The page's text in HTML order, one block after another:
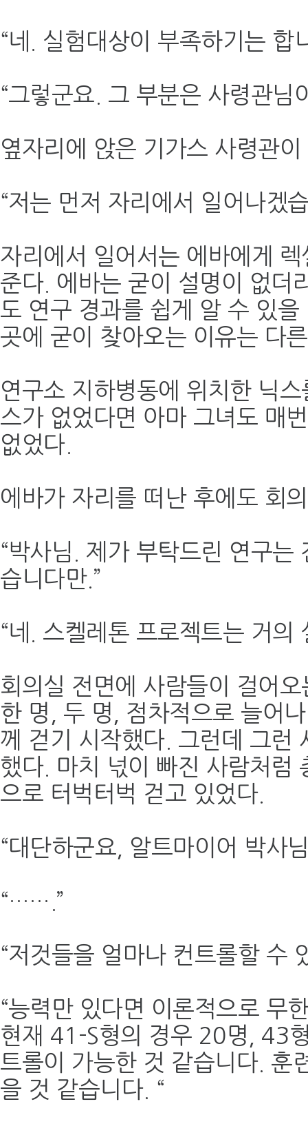
“네. 실험대상이 부족하기는 합
“그렇군요. 그 부분은 사령관님
옆자리에 앉은 기가스 사령관
“저는 먼저 자리에서 일어나겠
자리에서 일어서는 에바에게
준다. 에바는 굳이 설명이 없더
도 연구 경과를 쉽게 알 수 있
곳에 굳이 찾아오는 이유는 다
연구소 지하병동에 위치한 닉
스가 없었다면 아마 그녀도 매
없었다.
에바가 자리를 떠난 후에도 회
“박사님. 제가 부탁드린 연구는
습니다만.”
“네. 스켈레톤 프로젝트는 거의
회의실 전면에 사람들이 걸어
한 명, 두 명, 점차적으로 늘어
께 걷기 시작했다. 그런데 그런
했다. 마치 넋이 빠진 사람처럼
으로 터벅터벅 걷고 있었다.
“대단하군요, 알트마이어 박사
“…….”
“저것들을 얼마나 컨트롤할 수
“능력만 있다면 이론적으로 무
현재 41-S형의 경우 20명, 43
트롤이 가능한 것 같습니다. 훈
을 것 같습니다. “